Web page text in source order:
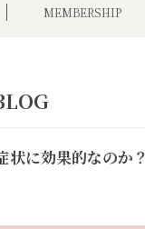
MEMBERSHIP
状に効果的なのか？